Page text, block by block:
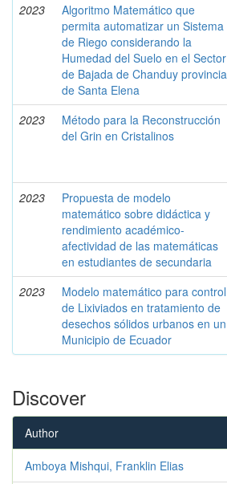
2023
Algoritmo Matemático que
permita automatizar un Sistema
de Riego considerando la
Humedad del Suelo en el Sector
de Bajada de Chanduy provincia
de Santa Elena
2023
Método para la Reconstrucción
del Grin en Cristalinos
2023
Propuesta de modelo
matemático sobre didáctica y
rendimiento académico-
afectividad de las matemáticas
en estudiantes de secundaria
2023
Modelo matemático para control
de Lixiviados en tratamiento de
desechos sólidos urbanos en un
Municipio de Ecuador
Discover
Author
Amboya Mishqui, Franklin Elias